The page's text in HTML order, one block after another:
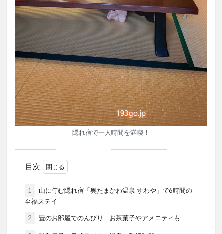
隠れ宿で一人時間を満喫！
目次
1
山に佇む隠れ宿「奥たまかわ温泉 すわや」で6時間の
至福ステイ
2 畳のお部屋でのんびり お茶菓子やアメニティも